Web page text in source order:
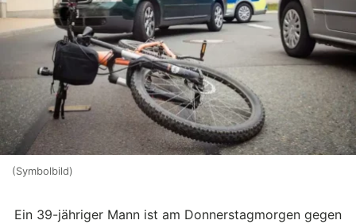
(Symbolbild)
Ein 39-jähriger Mann ist am Donnerstagmorgen gegen